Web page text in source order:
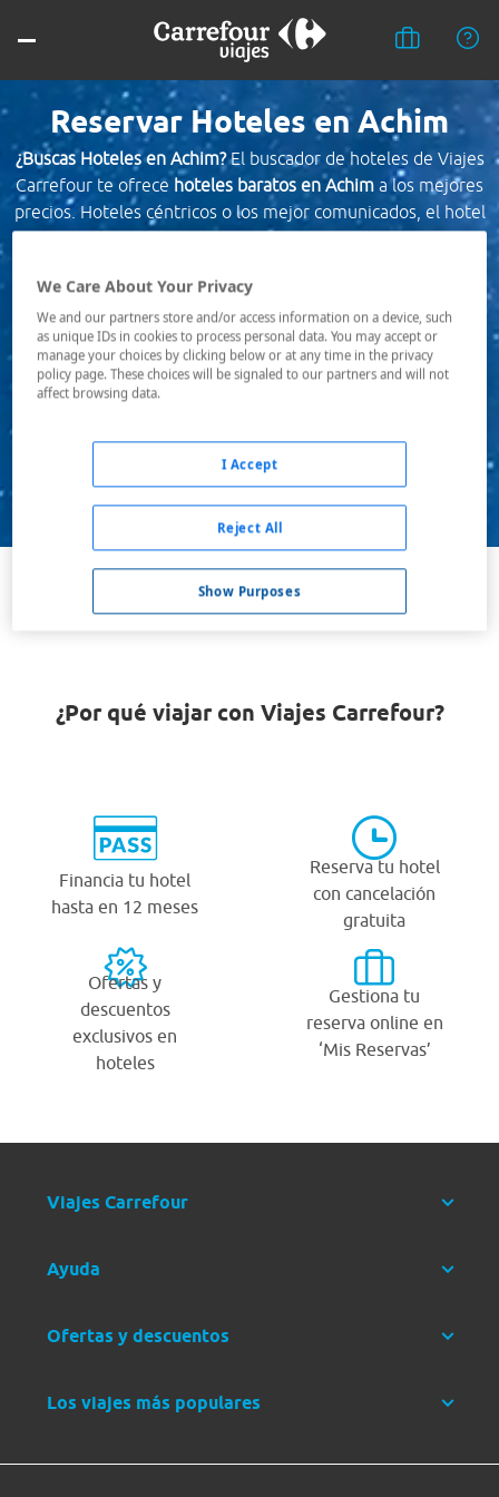
Reservar Hoteles en Achim
¿Buscas Hoteles en Achim?El buscador de hoteles de Viajes
Carrefour te ofrece hoteles baratos en Achim a los mejores
precios. Hoteles céntricos o los mejor comunicados, el hotel
que busques nosotros te lo encontramos al mejor precio.
Destino *
Fechas *
08/08/2026 - 09/08/2026
Buscar
VER TODOS LOS HOTELES BARATOS EN ACHIM
¿Por qué viajar con Viajes Carrefour?
Financia tu hotel
hasta en 12 meses
Reserva tu hotel
con cancelación
gratuita
Ofertas y
descuentos
exclusivos en
hoteles
Gestiona tu
reserva online en
‘Mis Reservas’
Viajes Carrefour
Ayuda
Ofertas y descuentos
Los viajes más populares
We Care About Your Privacy
We and our partners store and/or access information on a device, such
as unique IDs in cookies to process personal data. You may accept or
manage your choices by clicking below or at any time in the privacy
policy page. These choices will be signaled to our partners and will not
affect browsing data.
Show Purposes
Reject All
I Accept